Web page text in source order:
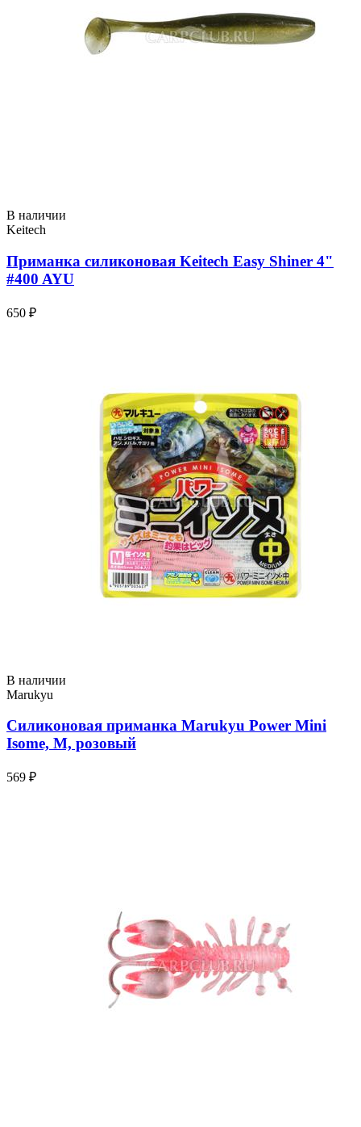
В наличии
Keitech
Приманка силиконовая Keitech Easy Shiner 4"
#400 AYU
650 ₽
В наличии
Marukyu
Силиконовая приманка Marukyu Power Mini
Isome, M, розовый
569 ₽